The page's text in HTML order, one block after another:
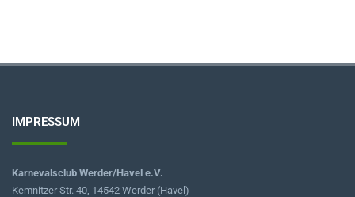
IMPRESSUM
Karnevalsclub Werder/Havel e.V.
Kemnitzer Str. 40, 14542 Werder (Havel)